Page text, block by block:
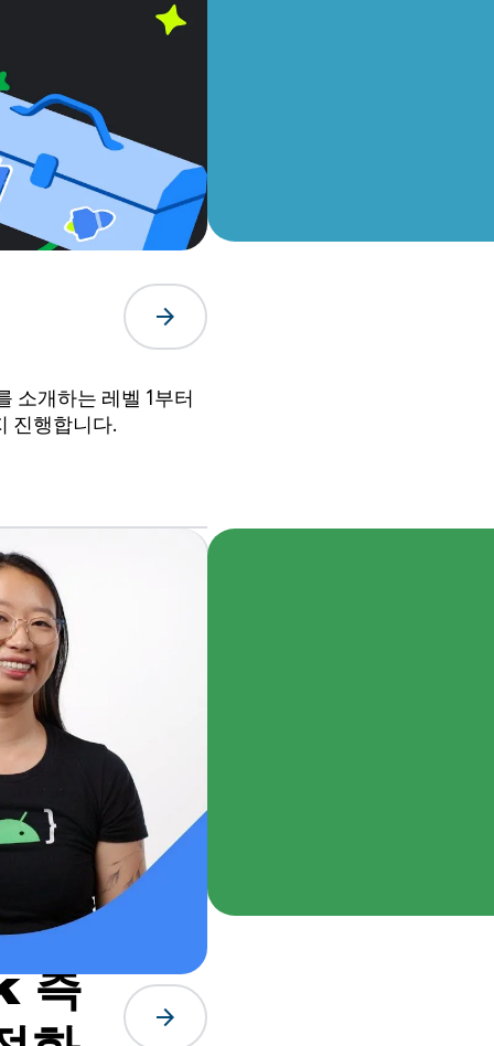
arrow_forward
소개하는 레벨 1부터
진행합니다.
측
arrow_forward